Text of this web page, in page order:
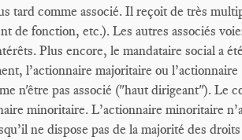
tard comme associé. Il reçoit de très
de fonction, etc.). Les autres associés
Plus encore, le mandataire social a
l’actionnaire majoritaire ou
n'être pas associé ("haut dirigeant"). Le
minoritaire. L’actionnaire minoritaire
ne dispose pas de la majorité des